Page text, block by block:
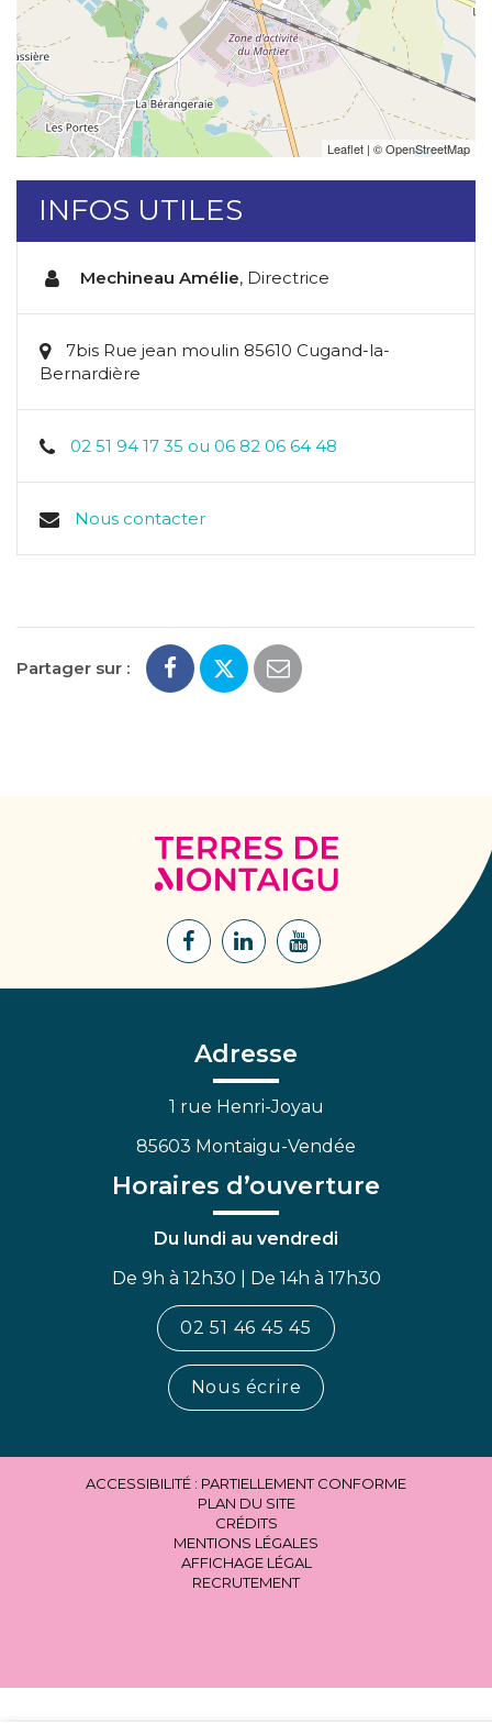
Leaflet | ©OpenStreetMap
INFOS UTILES
Mechineau Amélie, Directrice
7bis Rue jean moulin 85610 Cugand-la-
Bernardière
02 51 94 17 35 ou 06 82 06 64 48
Nous contacter
Partager sur :
Terres
de
Montaigu
Lien
Facebook
Lien
Lien
Adresse
1 rue Henri-Joyau
85603 Montaigu-Vendée
Horaires d’ouverture
Du lundi au vendredi
De 9h à 12h30 | De 14h à 17h30
02 51 46 45 45
Nous écrire
ACCESSIBILITÉ : PARTIELLEMENT CONFORME
PLAN DU SITE
CRÉDITS
MENTIONS LÉGALES
AFFICHAGE LÉGAL
RECRUTEMENT